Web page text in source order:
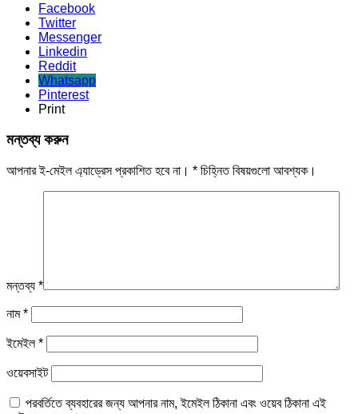
Facebook
Twitter
Messenger
Linkedin
Reddit
Whatsapp
Pinterest
Print
মন্তব্য করুন
আপনার ই-মেইল এ্যাড্রেস প্রকাশিত হবে না। * চিহ্নিত বিষয়গুলো আবশ্যক।
মন্তব্য *
নাম*
ইমেইল*
ওয়েবসাইট
পরবর্তিতে ব্যবহারের জন্য আপনার নাম, ইমেইল ঠিকানা এবং ওয়েব ঠিকানা এই